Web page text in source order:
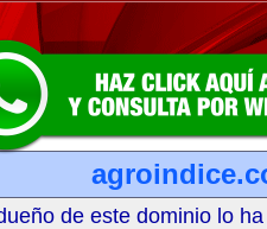
de este dominio lo